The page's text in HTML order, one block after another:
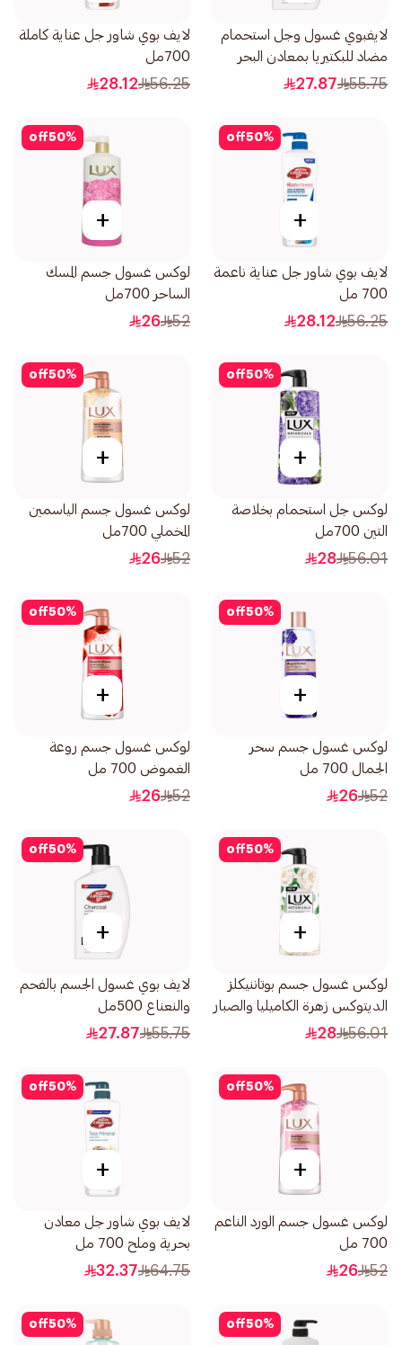
لايفبوي غسول وجل استحمام
مضاد للبكتيريا بمعادن البحر
500مل
55.75
27.87
لايف بوي شاور جل عناية كاملة
700مل
56.25
28.12
50%
off
+
لايف بوي شاور جل عناية ناعمة
700 مل
56.25
28.12
50%
off
+
لوكس غسول جسم المسك
الساحر 700مل
52
26
50%
off
+
لوكس جل استحمام بخلاصة
التين 700مل
56.01
28
50%
off
+
لوكس غسول جسم الياسمين
المخملي 700مل
52
26
50%
off
+
لوكس غسول جسم سحر
الجمال 700 مل
52
26
50%
off
+
لوكس غسول جسم روعة
الغموض 700 مل
52
26
50%
off
+
لوكس غسول جسم بوتاننيكلز
الديتوكس زهرة الكاميليا والصبار
700مل
56.01
28
50%
off
+
لايف بوي غسول الجسم بالفحم
والنعناع 500مل
55.75
27.87
50%
off
+
لوكس غسول جسم الورد الناعم
700 مل
52
26
50%
off
+
لايف بوي شاور جل معادن
بحرية وملح 700 مل
64.75
32.37
50%
off
50%
off